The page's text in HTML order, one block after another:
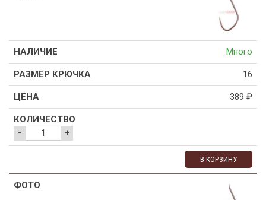
Много
16
389 ₽
- +
В КОРЗИНУ